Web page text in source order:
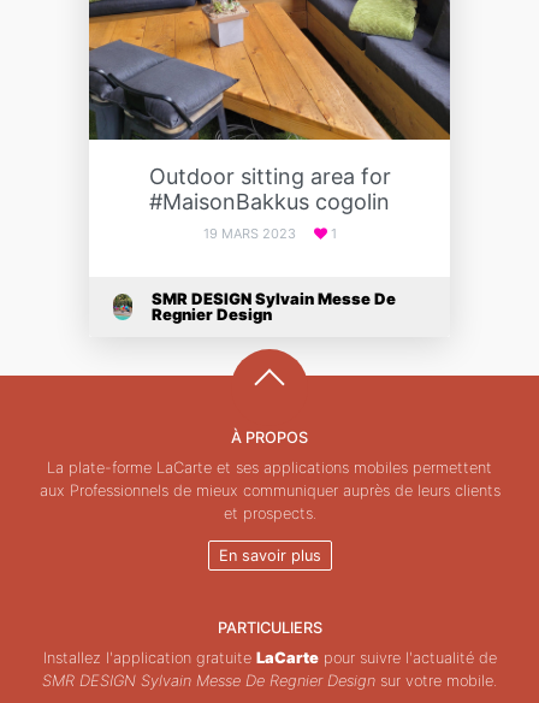
Outdoor sitting area for
#MaisonBakkus cogolin
19 MARS 2023 1
SMR DESIGN Sylvain Messe De
Regnier Design
À PROPOS
La plate-forme LaCarte et ses applications mobiles permettent
aux Professionnels de mieux communiquer auprès de leurs clients
et prospects.
En savoir plus
PARTICULIERS
Installez l'application gratuite LaCartepour suivre l'actualité de
SMR DESIGN Sylvain Messe De Regnier Design sur votre mobile.